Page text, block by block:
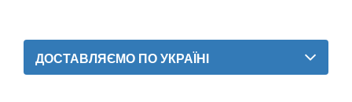
Corolla XI (E16, E17)
ДОСТАВЛЯЄМО ПО УКРАЇНІ